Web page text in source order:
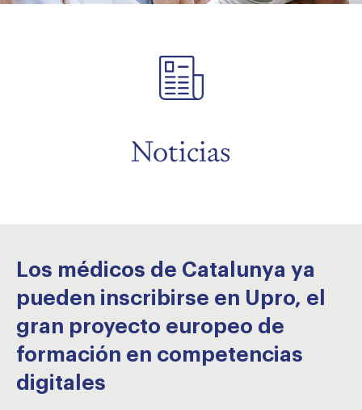
Noticias
Los médicos de Catalunya ya
pueden inscribirse en Upro, el
gran proyecto europeo de
formación en competencias
digitales